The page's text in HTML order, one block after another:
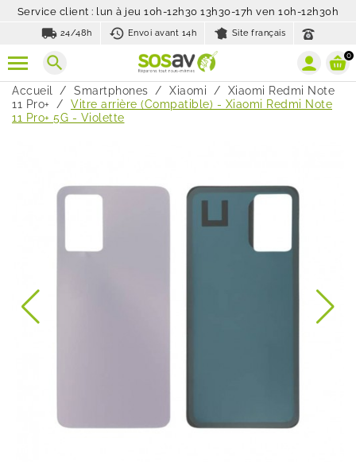
Service client : lun à jeu 10h-12h30 13h30-17h ven 10h-12h30h
local_shipping 24/48h history_toggle_off
Envoi avant 14h Site français
search 0
Accueil Smartphones Xiaomi
Xiaomi Redmi Note
11 Pro+
Vitre arrière (Compatible) - Xiaomi Redmi Note
11 Pro+ 5G - Violette